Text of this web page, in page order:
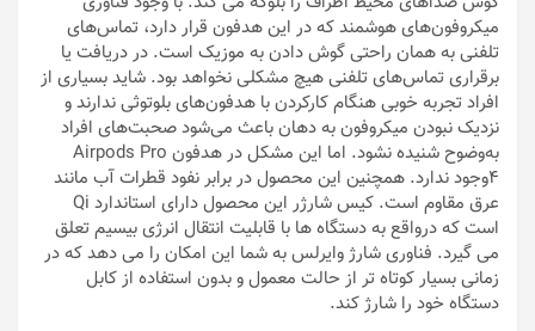
میکروفون‌های هوشمند که در این هدفون قرار دارد، تماس‌های
تلفنی به همان راحتی گوش دادن به موزیک است. در دریافت یا
برقراری تماس‌های تلفنی هیچ مشکلی نخواهد بود. شاید بسیاری از
افراد تجربه‌ خوبی هنگام کارکردن با هدفون‌های بلوتوثی ندارند و
نزدیک نبودن میکروفون به دهان باعث می‌شود صحبت‌های افراد
به‌وضوح شنیده نشود. اما این مشکل در هدفون Airpods Pro
4وجود ندارد. همچنین این محصول در برابر نفود قطرات آب مانند
عرق مقاوم است. کیس شارژر این محصول دارای استاندارد Qi
است که درواقع به دستگاه ها با قابلیت انتقال انرژی بی‎سیم تعلق
می گیرد. فناوری شارژ وایرلس به شما این امکان را می دهد که در
زمانی بسیار کوتاه تر از حالت معمول و بدون استفاده از کابل
دستگاه خود را شارژ کند.